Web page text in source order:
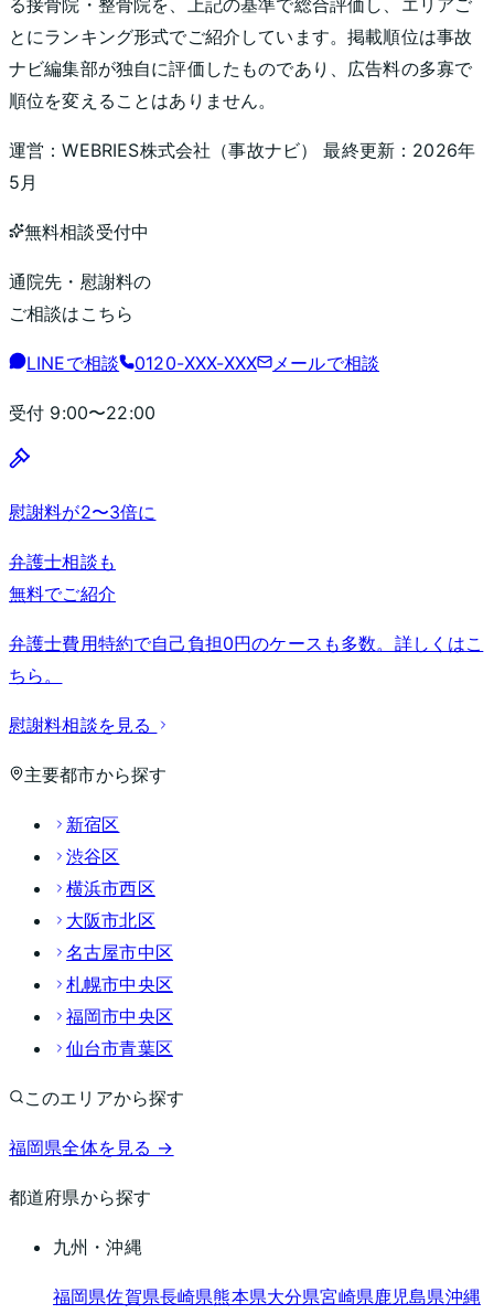
とにランキング形式でご紹介しています。掲載順位は事故
ナビ編集部が独自に評価したものであり、広告料の多寡で
順位を変えることはありません。
運営：WEBRIES株式会社 （事故ナビ） 最終更新： 2026年
5月
無料相談受付中
通院先・慰謝料の
ご相談はこちら
LINEで相談 0120-XXX-XXX メールで相談
受付 9:00〜22:00
慰謝料が2〜3倍に
弁護士相談も
無料でご紹介
弁護士費用特約で自己負担0円のケースも多数。詳しくはこ
ちら。
慰謝料相談を見る
主要都市から探す
新宿区
渋谷区
横浜市西区
大阪市北区
名古屋市中区
札幌市中央区
福岡市中央区
仙台市青葉区
このエリアから探す
福岡県全体を見る →
都道府県から探す
九州・沖縄
福岡県佐賀県長崎県熊本県大分県宮崎県鹿児島県沖縄